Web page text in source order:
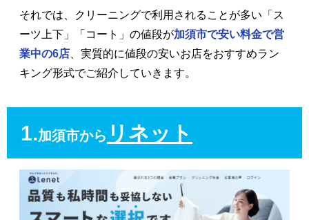
それでは、クリーニングで利用されることが多い「ス
ーツ上下」「コート」の値段が加須市で安い料金で営
業中の6店 、実質的に値段の安いお店をおすすめラン
キング形式でご紹介していきます。
1.加須市から リネット